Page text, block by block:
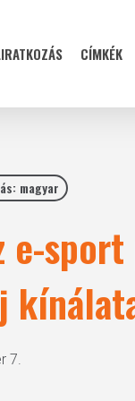
CÍMKÉK
magyar
7.